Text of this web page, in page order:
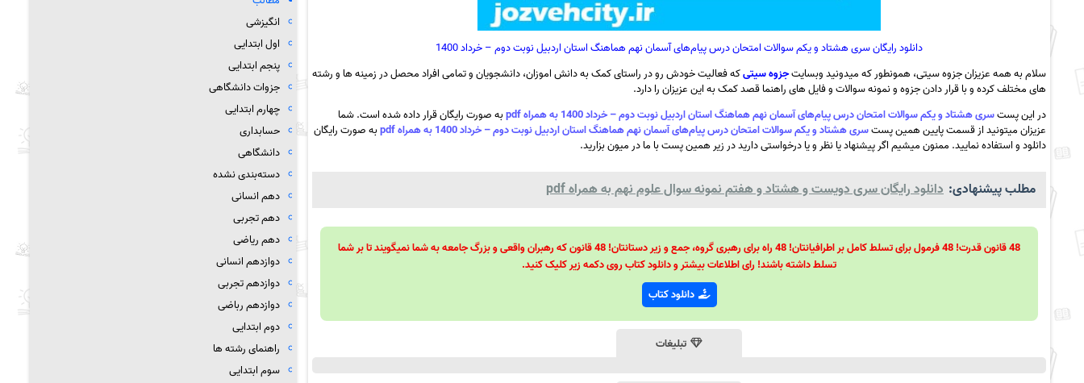
دانلود رایگان سری هشتاد و یکم سوالات امتحان درس پیام‌های آسمان نهم هماهنگ استان اردبیل نوبت دوم – خرداد 1400
سلام به همه عزیزان جزوه سیتی، همونطور که میدونید وبسایتجزوه سیتیکه فعالیت خودش رو در راستای کمک به دانش اموزان، دانشجویان و تمامی افراد محصل در زمینه ها و رشته
های مختلف کرده و با قرار دادن جزوه و نمونه سوالات و فایل های راهنما قصد کمک به این عزیزان را دارد.
در این پستسری هشتاد و یکم سوالات امتحان درس پیام‌های آسمان نهم هماهنگ استان اردبیل نوبت دوم – خرداد 1400 به همراه pdf
به صورت رایگان قرار داده شده است. شما
عزیزان میتونید از قسمت پایین همین پستسری هشتاد و یکم سوالات امتحان درس پیام‌های آسمان نهم هماهنگ استان اردبیل نوبت دوم – خرداد 1400 به همراه pdf
به صورت رایگان
دانلود و استفاده نمایید. ممنون میشیم اگر پیشنهاد یا نظر و یا درخواستی دارید در زیر همین پست با ما در میون بزارید.
مطلب پیشنهادی: دانلود رایگان سری دویست و هشتاد و هفتم نمونه سوال علوم نهم به همراه pdf
48 قانون قدرت! 48 فرمول برای تسلط کامل بر اطرافیانتان! 48 راه برای رهبری گروه، جمع و زیر دستانتان! 48 قانون که رهبران واقعی و بزرگ جامعه به شما نمیگویند تا بر شما
تسلط داشته باشند! رای اطلاعات بیشتر و دانلود کتاب روی دکمه زیر کلیک کنید.
دانلود کتاب
تبلیغات
انگیزشی
اول ابتدایی
پنجم ابتدایی
جزوات دانشگاهی
چهارم ابتدایی
حسابداری
دانشگاهی
دسته‌بندی نشده
دهم انسانی
دهم تجربی
دهم ریاضی
دوازدهم انسانی
دوازدهم تجربی
دوازدهم رباضی
دوم ابتدایی
راهنمای رشته ها
سوم ابتدایی